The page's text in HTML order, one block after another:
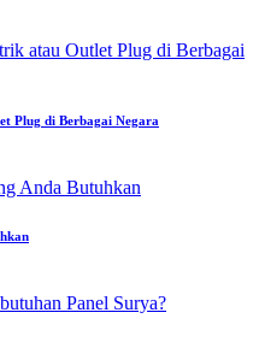
Plug di Berbagai Negara